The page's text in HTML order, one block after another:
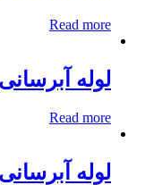
Read more
لوله آبرسانی 3.5*90
Read more
لوله آبرسانی 3.6*75